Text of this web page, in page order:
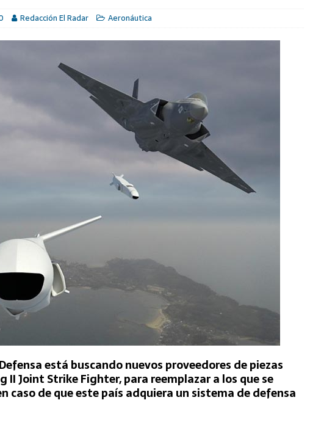
de modernización
Aéreo Táctico ‘Paznic’ asume el liderazgo en la misión de Policía Aérea
Redacción El Radar Aeronáutica
está buscando nuevos proveedores de piezas
II Joint Strike Fighter, para reemplazar a los que se
caso de que este país adquiera un sistema de defensa